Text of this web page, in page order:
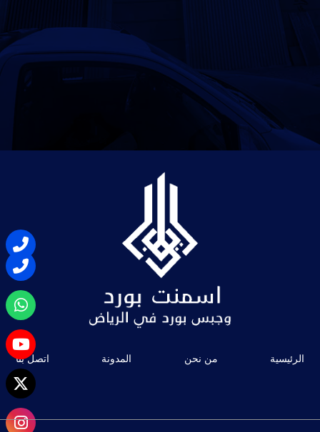
الرئيسية من نحن المدونة اتصل بنا